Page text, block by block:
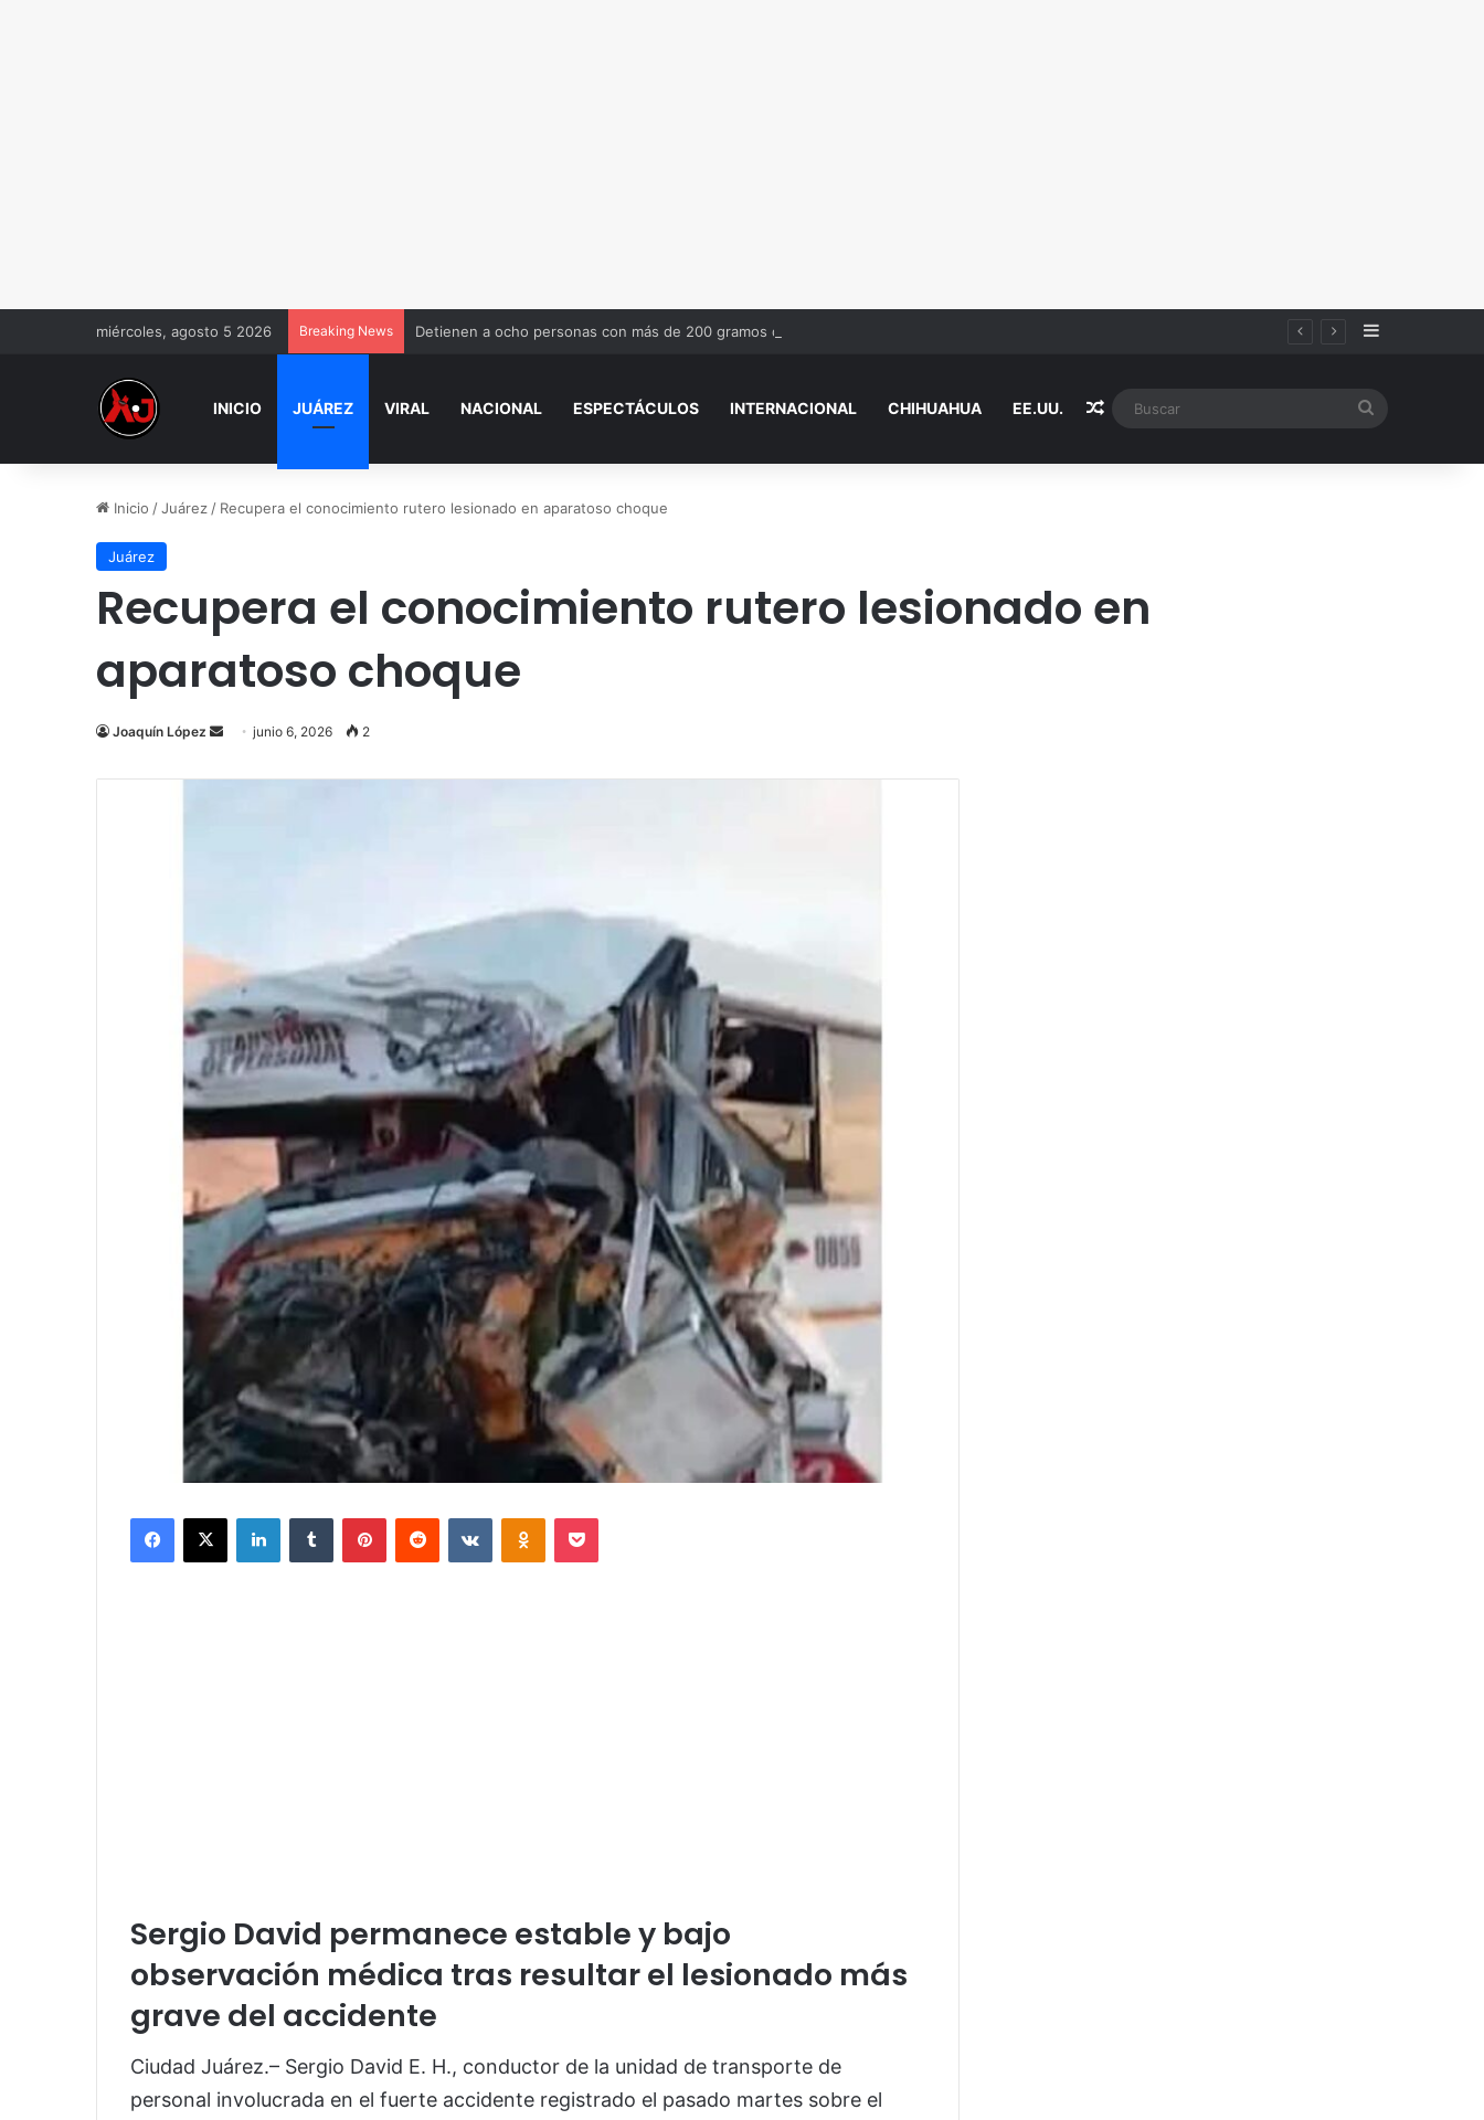
miércoles, agosto 5 2026 Breaking News Detienen a ocho personas con más de 200 gramos de cristal en Ciudad Juárez Sidebar
INICIO JUÁREZ VIRAL NACIONAL ESPECTÁCULOS INTERNACIONAL CHIHUAHUA EE.UU. Random Article
Inicio /Juárez / Recupera el conocimiento rutero lesionado en aparatoso choque
Juárez
Recupera el conocimiento rutero lesionado en
aparatoso choque
Joaquín López
Send
email
junio 6, 2026 2
Facebook
X LinkedInTumblr PinterestReddit VKontakteOdnoklassniki
Pocket
Sergio David permanece estable y bajo
observación médica tras resultar el lesionado más
grave del accidente
Ciudad Juárez.– Sergio David E. H., conductor de la unidad de transporte de
personal involucrada en el fuerte accidente registrado el pasado martes sobre el